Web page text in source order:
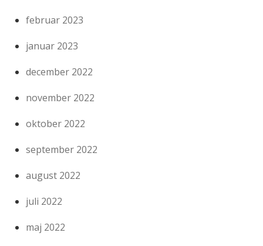
februar 2023
januar 2023
december 2022
november 2022
oktober 2022
september 2022
august 2022
juli 2022
maj 2022